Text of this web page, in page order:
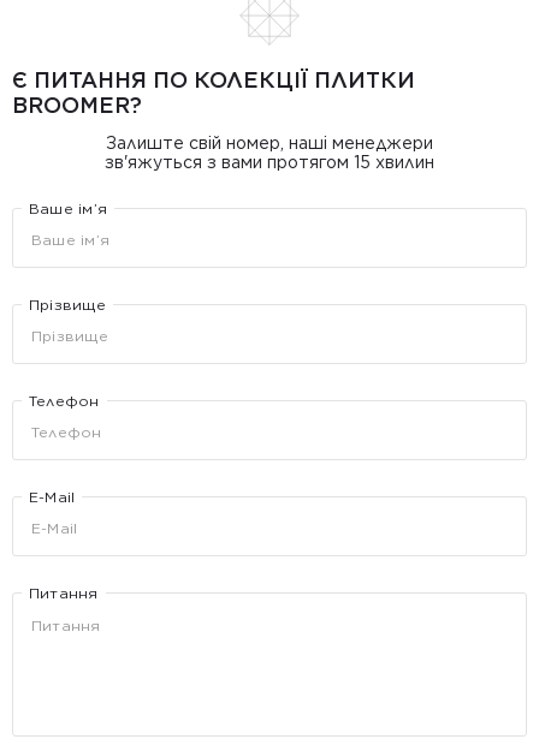
Є ПИТАННЯ ПО КОЛЕКЦІЇ ПЛИТКИ
BROOMER?
Залиште свій номер, наші менеджери
зв'яжуться з вами протягом 15 хвилин
Ваше ім’я
Прізвище
Телефон
E-Mail
Питання